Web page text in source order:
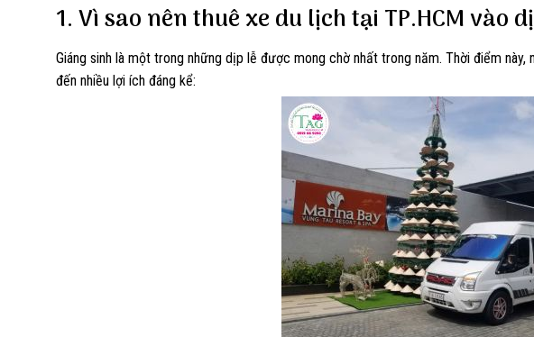
1. Vì sao nên thuê xe du lịch tại TP.HCM vào
Giáng sinh là một trong những dịp lễ được mong chờ nhất trong năm. Thời điểm
đến nhiều lợi ích đáng kể: